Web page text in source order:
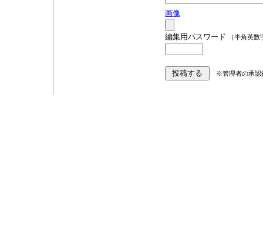
画像
編集用パスワード （半角英数
※管理者の承認